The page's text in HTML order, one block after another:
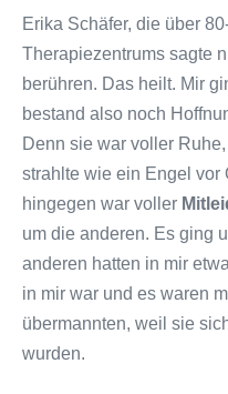
Erika Schäfer, die über
Therapiezentrums sagte
berühren. Das heilt. Mir
bestand also noch
Denn sie war voller
strahlte wie ein Engel vor
hingegen war voller
um die anderen. Es ging
anderen hatten in mir
in mir war und es waren
übermannten, weil sie
wurden.